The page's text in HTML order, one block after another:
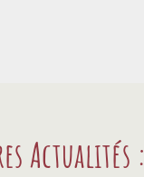
Actualités :